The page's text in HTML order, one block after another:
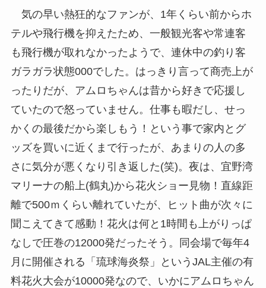
気の早い熱狂的なファンが、1年くらい前からホ
テルや飛行機を抑えたため、一般観光客や常連客
も飛行機が取れなかったようで、連休中の釣り客
ガラガラ状態000でした。はっきり言って商売上が
ったりだが、アムロちゃんは昔から好きで応援し
ていたので怒っていません。仕事も暇だし、せっ
かくの最後だから楽しもう！という事で家内とグ
ッズを買いに近くまで行ったが、あまりの人の多
さに気分が悪くなり引き返した(笑)。夜は、宜野湾
マリーナの船上(鶴丸)から花火ショー見物！直線距
離で500ｍくらい離れていたが、ヒット曲が次々に
聞こえてきて感動！花火は何と1時間も上がりっぱ
なしで圧巻の12000発だったそう。同会場で毎年4
月に開催される「琉球海炎祭」というJAL主催の有
料花火大会が10000発なので、いかにアムロちゃん